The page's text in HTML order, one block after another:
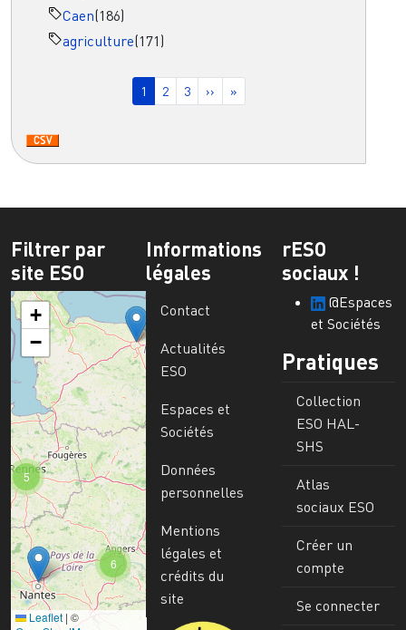
Caen(186)
agriculture(171)
Page courante
1 Page
2 Page
3 Page suivante
›› Dernière page
»
Filtrer par
site ESO
6
5
+
−
Leaflet | ©
Informations
légales
Contact
Actualités
ESO
Espaces et
Sociétés
Données
personnelles
Mentions
légales et
crédits du
site
rESO
sociaux !
@Espaces
et Sociétés
Pratiques
Collection
ESO HAL-
SHS
Atlas
sociaux ESO
Créer un
compte
Se connecter